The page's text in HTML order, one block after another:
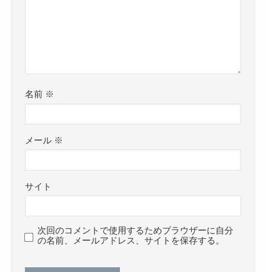
名前 ※
メール ※
サイト
次回のコメントで使用するためブラウザーに自分
の名前、メールアドレス、サイトを保存する。